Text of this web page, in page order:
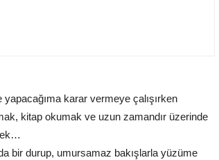
karar vermeye çalışırken
kitap okumak ve uzun zamandır üzerinde
bir durup, umursamaz bakışlarla yüzüme